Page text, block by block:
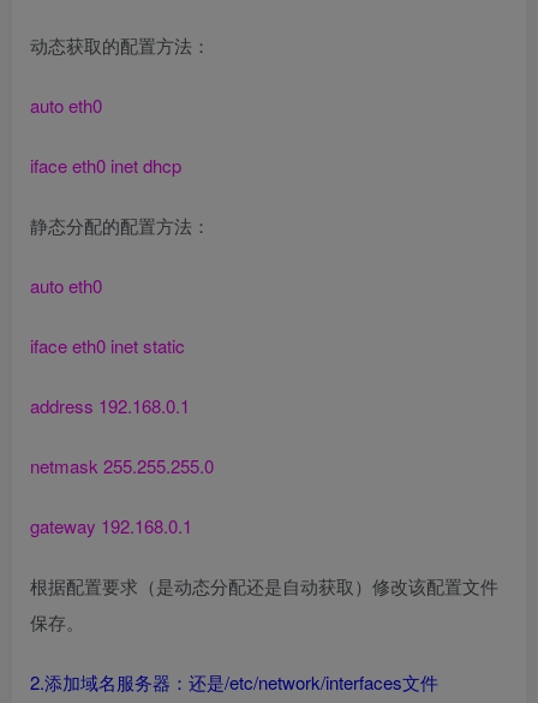
动态获取的配置方法：
auto eth0
iface eth0 inet dhcp
静态分配的配置方法：
auto eth0
iface eth0 inet static
address 192.168.0.1
netmask 255.255.255.0
gateway 192.168.0.1
根据配置要求（是动态分配还是自动获取）修改该配置文件
保存。
2.添加域名服务器：还是/etc/network/interfaces文件